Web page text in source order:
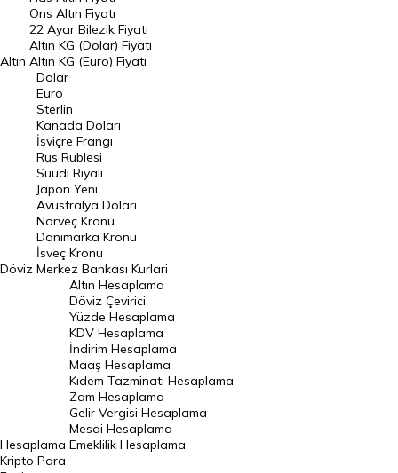
Döviz Kuru
Dolar Kuru
Euro Kuru
Pound Kuru
Frank Kuru
Riyal Kuru
Avustralya Doları
Danimarka Kronu Kuru
Kanada Doları Kuru
Norveç Kronu Kuru
İsveç Kronu Kuru
Japon Yeni Kuru
Serbest Piyasa Döviz Kurları
Merkez Bankası Döviz Kurları
Altın Fiyatları
Altın
Ons Altın Fiyatı
22 Ayar Bilezik Fiyatı
Altın KG (Dolar) Fiyatı
Altın KG (Euro) Fiyatı
Döviz
Dolar
Euro
Sterlin
Kanada Doları
İsviçre Frangı
Rus Rublesi
Suudi Riyali
Japon Yeni
Avustralya Doları
Norveç Kronu
Danimarka Kronu
İsveç Kronu
Merkez Bankası Kurlari
Hesaplama
Altın Hesaplama
Döviz Çevirici
Yüzde Hesaplama
KDV Hesaplama
İndirim Hesaplama
Maaş Hesaplama
Kıdem Tazminatı Hesaplama
Zam Hesaplama
Gelir Vergisi Hesaplama
Mesai Hesaplama
Emeklilik Hesaplama
Kripto Para